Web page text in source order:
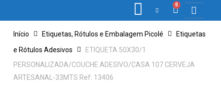
0
Início Etiquetas, Rótulos e Embalagem Picolé
Etiquetas
e Rótulos Adesivos
ETIQUETA 50X30/1
PERSONALIZADA/COUCHE ADESIVO/CASA 107 CERVEJA
ARTESANAL-33MTS Ref: 13406